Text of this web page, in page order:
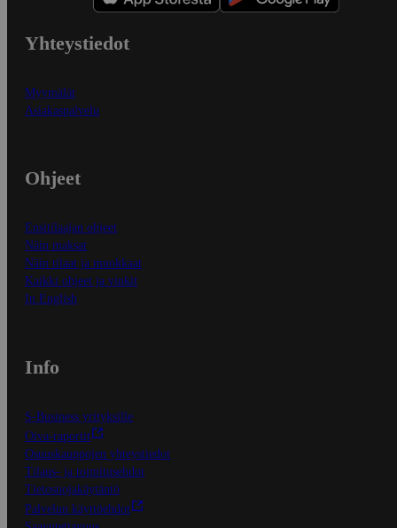
Yhteystiedot
Myymälät
Asiakaspalvelu
Ohjeet
Ensitilaajan ohjeet
Näin maksat
Näin tilaat ja muokkaat
Kaikki ohjeet ja vinkit
In English
Info
S-Business yrityksille
Oiva-raportit
Osuuskauppojen yhteystiedot
Tilaus- ja toimitusehdot
Tietosuojakäytäntö
Palvelun käyttöehdot